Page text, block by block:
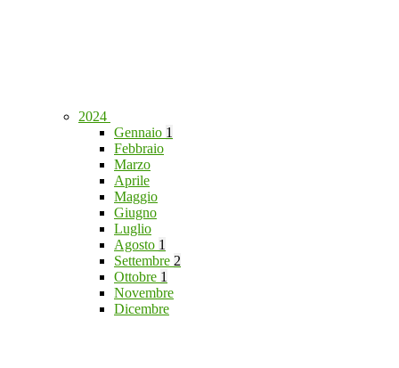
2024
Gennaio 1
Febbraio
Marzo
Aprile
Maggio
Giugno
Luglio
Agosto 1
Settembre 2
Ottobre 1
Novembre
Dicembre